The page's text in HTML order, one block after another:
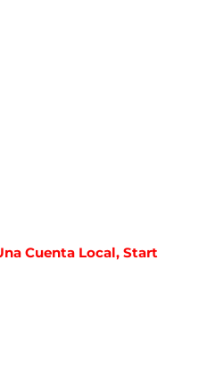
Cuenta Local, Start